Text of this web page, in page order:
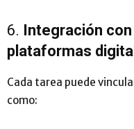
6. Integración
plataformas
Cada tarea puede
como: